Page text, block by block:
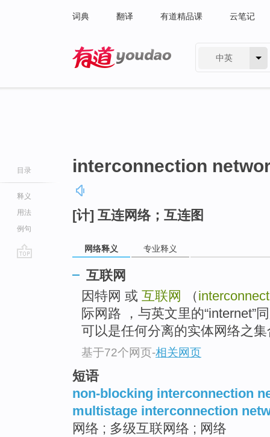
词典 翻译 有道精品课 云笔记
中英
目录
释义
用法
例句
interconnection
[计] 互连网络；互连图
网络释义 专业释义
互联网
因特网 或 互联网 （
际网路 ，与英文里的“internet”
可以是任何分离的实体网络之
基于72个网页-相关网页
短语
non-blocking interconnection
multistage interconnection
网络 ; 多级互联网络 ; 网络